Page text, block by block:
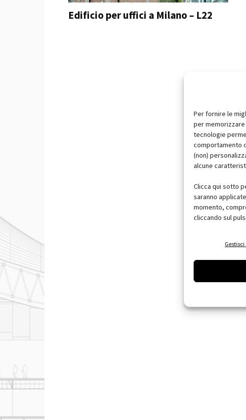
Per fornire le
per
tecnologie
comportamento
(non)
alcune
Clicca qui sotto
saranno
momento,
cliccando sul
Gestisci
Edificio per uffici a Milano – L22